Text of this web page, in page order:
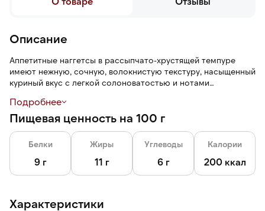
Описание
Аппетитные наггетсы в рассыпчато-хрустящей темпуре
имеют нежную, сочную, волокнистую текстуру, насыщенный
куриный вкус с легкой солоноватостью и нотами
японской кухни, создает легкое, пористое и хрустящее
покрытие.
Подробнее
Пищевая ценность на 100 г
Белки
9 г
Жиры
11 г
Углеводы
6 г
Калории
200 ккал
Характеристики